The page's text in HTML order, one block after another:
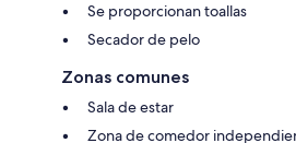
Se proporcionan toallas
Secador de pelo
Zonas comunes
Sala de estar
Zona de comedor